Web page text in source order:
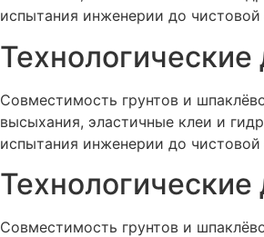
испытания инженерии до чистовой
Технологические
Совместимость грунтов и
высыхания, эластичные клеи и
испытания инженерии до чистовой
Технологические
Совместимость грунтов и